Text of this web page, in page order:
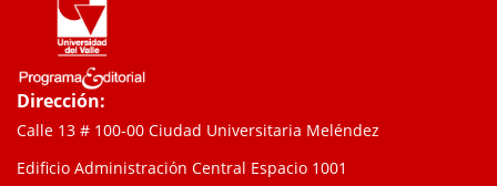
Dirección:
Calle 13 # 100-00 Ciudad Universitaria Meléndez
Edificio Administración Central Espacio 1001